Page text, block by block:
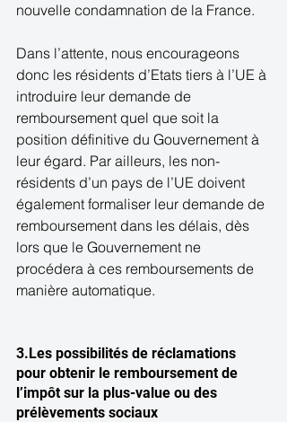
nouvelle condamnation de la France.
Dans l’attente, nous encourageons
donc les résidents d’Etats tiers à l’UE à
introduire leur demande de
remboursement quel que soit la
position définitive du Gouvernement à
leur égard. Par ailleurs, les non-
résidents d’un pays de l’UE doivent
également formaliser leur demande de
remboursement dans les délais, dès
lors que le Gouvernement ne
procédera à ces remboursements de
manière automatique.
3.Les possibilités de réclamations
pour obtenir le remboursement de
l’impôt sur la plus-value ou des
prélèvements sociaux